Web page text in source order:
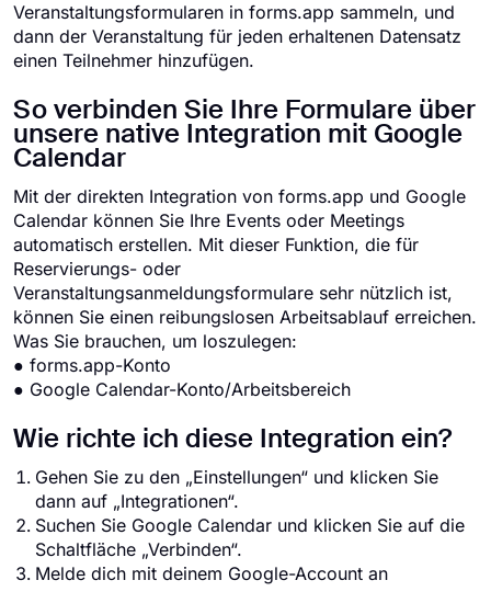
Veranstaltungsformularen in forms.app sammeln, und
dann der Veranstaltung für jeden erhaltenen Datensatz
einen Teilnehmer hinzufügen.
So verbinden Sie Ihre Formulare über
unsere native Integration mit Google
Calendar
Mit der direkten Integration von forms.app und Google
Calendar können Sie Ihre Events oder Meetings
automatisch erstellen. Mit dieser Funktion, die für
Reservierungs- oder
Veranstaltungsanmeldungsformulare sehr nützlich ist,
können Sie einen reibungslosen Arbeitsablauf erreichen.
Was Sie brauchen, um loszulegen:
● forms.app-Konto
● Google Calendar-Konto/Arbeitsbereich
Wie richte ich diese Integration ein?
Gehen Sie zu den „Einstellungen“ und klicken Sie
dann auf „Integrationen“.
Suchen Sie Google Calendar und klicken Sie auf die
Schaltfläche „Verbinden“.
Melde dich mit deinem Google-Account an